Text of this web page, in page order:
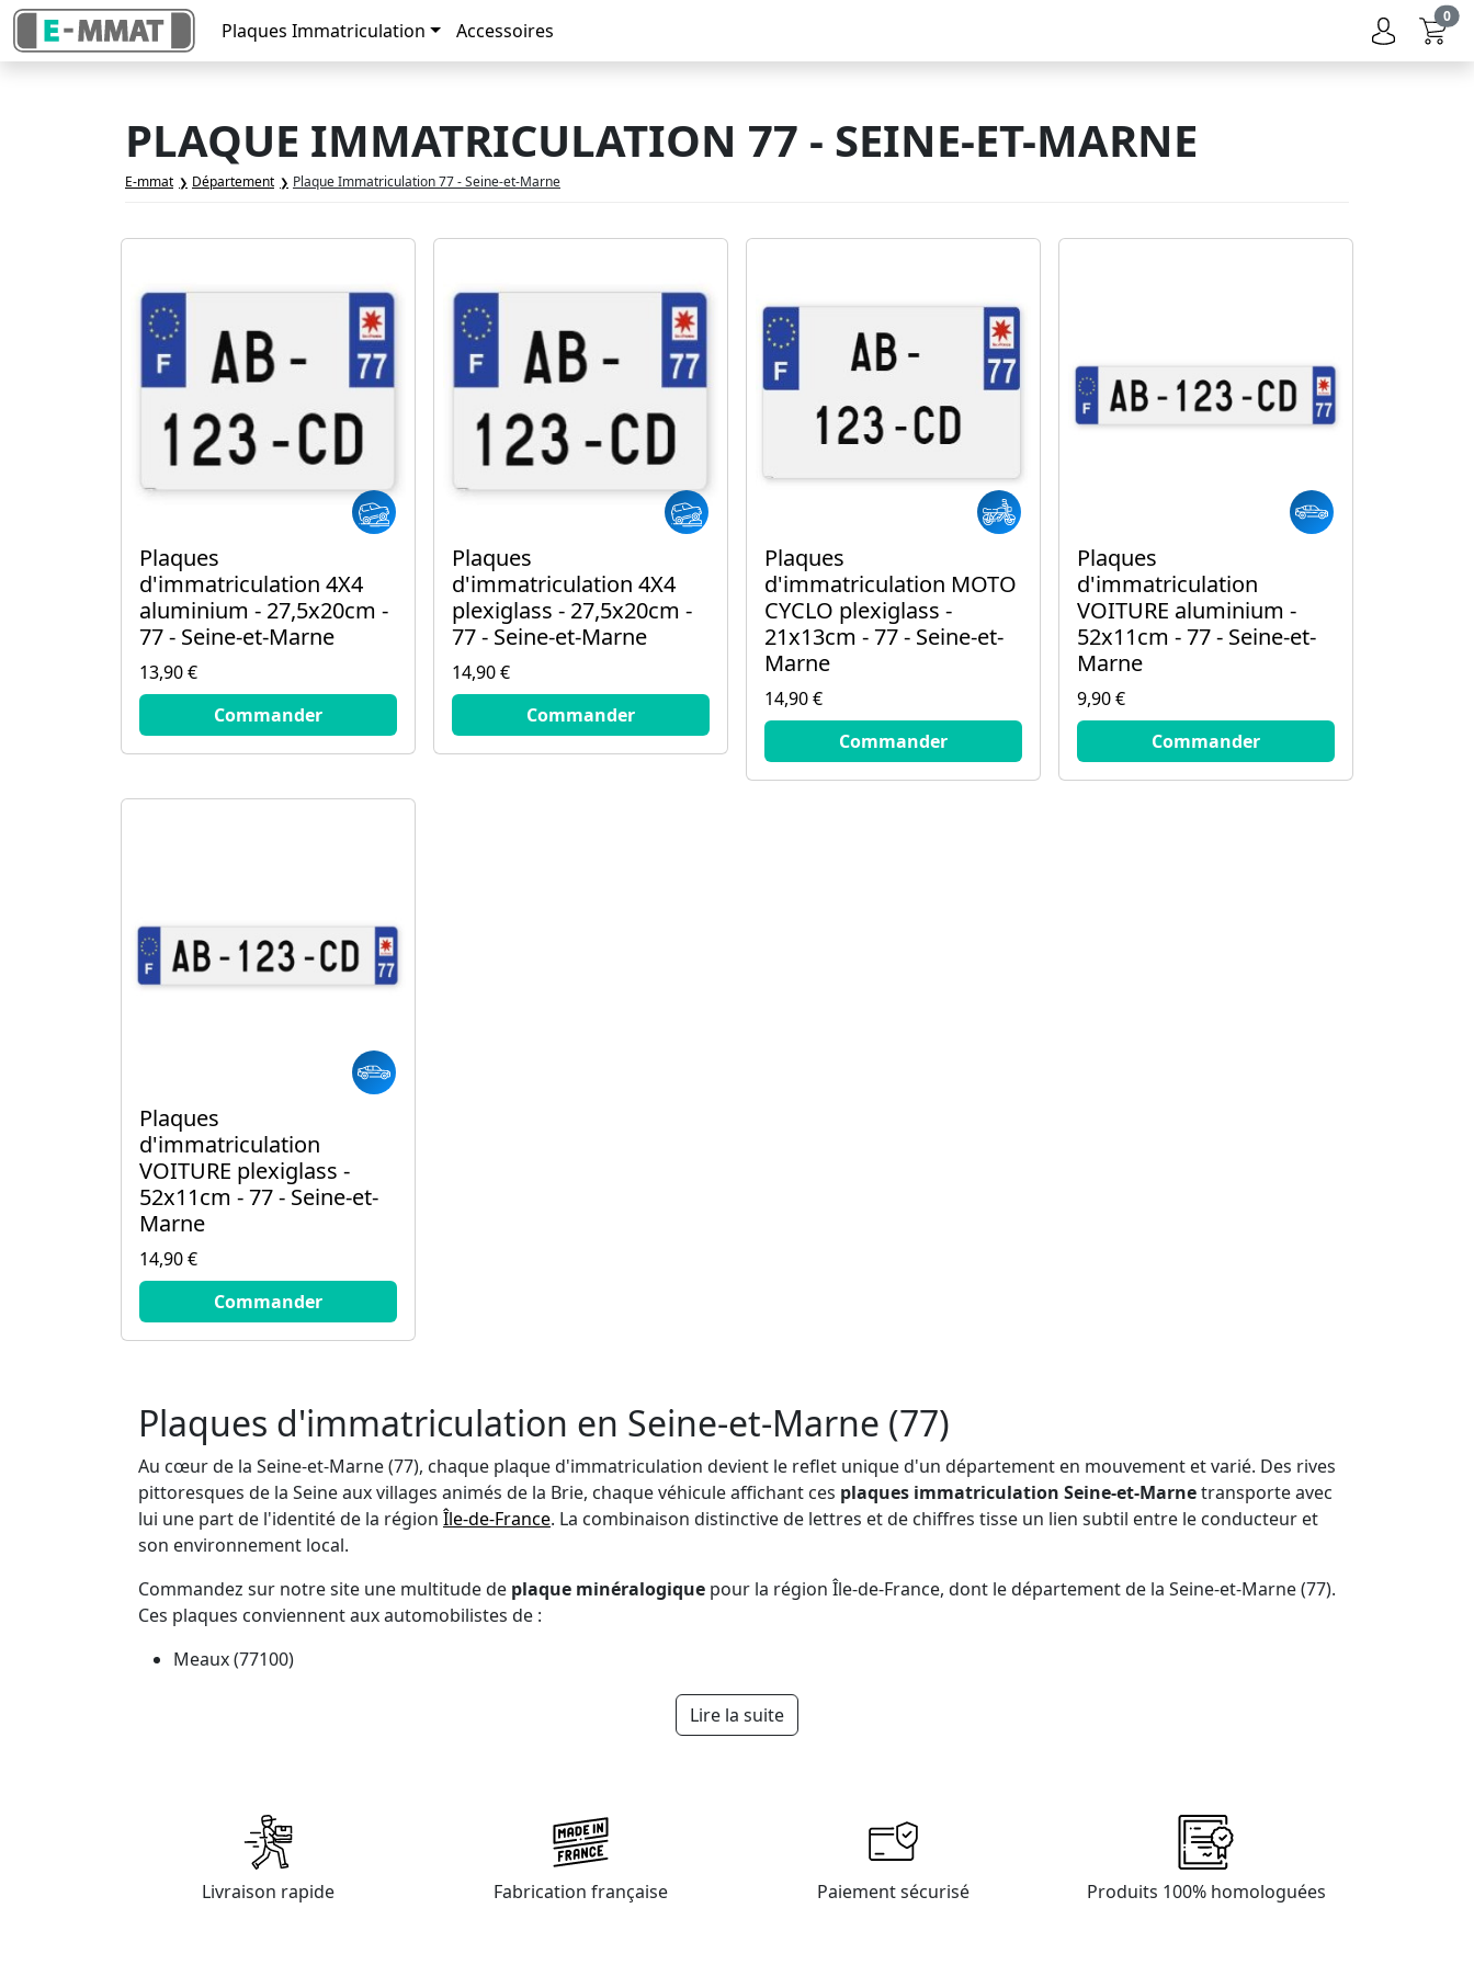
Plaques Immatriculation Accessoires
0
PLAQUE IMMATRICULATION 77 - SEINE-ET-MARNE
E-mmat Département Plaque Immatriculation 77 - Seine-et-Marne
Plaques
d'immatriculation 4X4
aluminium - 27,5x20cm -
77 - Seine-et-Marne
13,90 €
13.9
Commander
Plaques
d'immatriculation 4X4
plexiglass - 27,5x20cm -
77 - Seine-et-Marne
14,90 €
14.9
Commander
Plaques
d'immatriculation MOTO
CYCLO plexiglass -
21x13cm - 77 - Seine-et-
Marne
14,90 €
14.9
Commander
Plaques
d'immatriculation
VOITURE aluminium -
52x11cm - 77 - Seine-et-
Marne
9,90 €
9.9
Commander
Plaques
d'immatriculation
VOITURE plexiglass -
52x11cm - 77 - Seine-et-
Marne
14,90 €
14.9
Commander
Plaques d'immatriculation en Seine-et-Marne (77)
Au cœur de la Seine-et-Marne (77), chaque plaque d'immatriculation devient le reflet unique d'un département en mouvement et varié. Des rives
pittoresques de la Seine aux villages animés de la Brie, chaque véhicule affichant ces plaques immatriculation Seine-et-Marnetransporte avec
lui une part de l'identité de la région Île-de-France. La combinaison distinctive de lettres et de chiffres tisse un lien subtil entre le conducteur et
son environnement local.
Commandez sur notre site une multitude de plaque minéralogique pour la région Île-de-France, dont le département de la Seine-et-Marne (77).
Ces plaques conviennent aux automobilistes de :
Meaux (77100)
Villeparisis (77270)
Champs-sur-Marne (77420)
Torcy (77200)
Roissy-en-Brie (77680)
Lire la suite
Livraison rapide Fabrication française Paiement sécurisé Produits 100% homologuées